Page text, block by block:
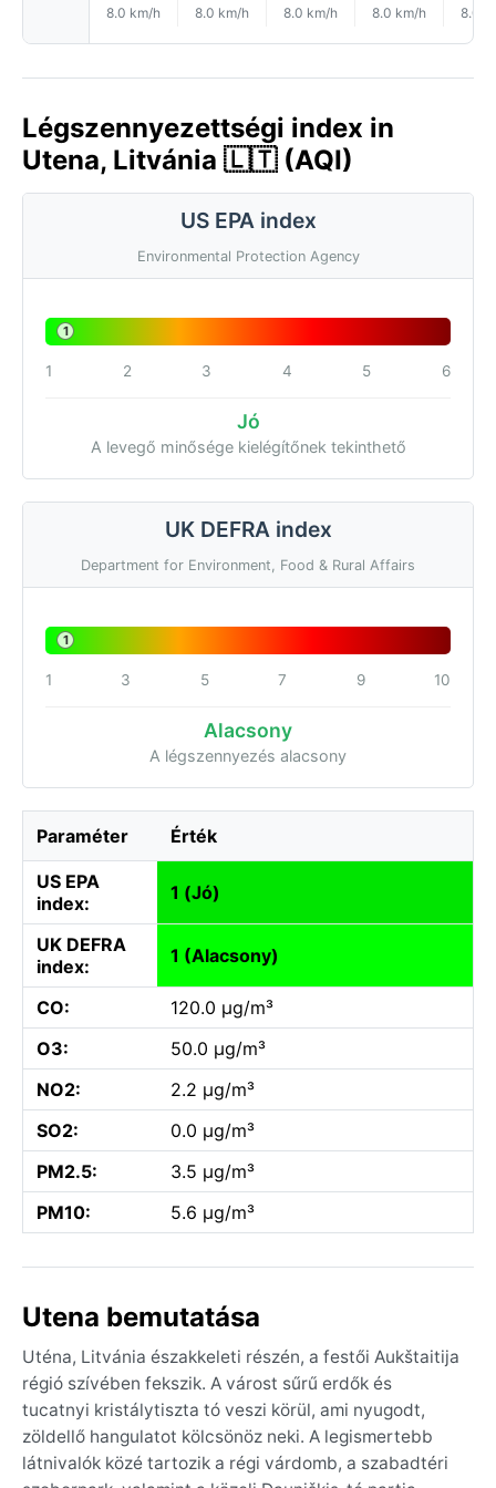
8.0 km/h 8.0 km/h 8.0 km/h 8.0 km/h 8.0
Légszennyezettségi index in
Utena, Litvánia 🇱🇹 (AQI)
US EPA index
Environmental Protection Agency
1
1 2 3 4 5 6
Jó
A levegő minősége kielégítőnek tekinthető
UK DEFRA index
Department for Environment, Food & Rural Affairs
1
1 3 5 7 9 10
Alacsony
A légszennyezés alacsony
Paraméter Érték
US EPA
index:
1 (Jó)
UK DEFRA
index:
1 (Alacsony)
CO:
120.0 µg/m³
O3:
50.0 µg/m³
NO2:
2.2 µg/m³
SO2:
0.0 µg/m³
PM2.5:
3.5 µg/m³
PM10:
5.6 µg/m³
Utena bemutatása
Uténa, Litvánia északkeleti részén, a festői Aukštaitija
régió szívében fekszik. A várost sűrű erdők és
tucatnyi kristálytiszta tó veszi körül, ami nyugodt,
zöldellő hangulatot kölcsönöz neki. A legismertebb
látnivalók közé tartozik a régi várdomb, a szabadtéri